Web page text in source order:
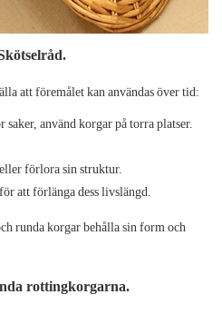
att föremålet kan användas över tid:
använd korgar på torra platser.
förlora sin struktur.
att förlänga dess livslängd.
runda korgar behålla sin form och
rottingkorgarna.